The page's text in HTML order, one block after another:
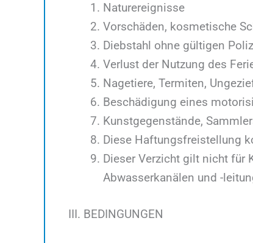
Naturereignisse
Vorschäden, kosmetische
Diebstahl ohne gültigen
Verlust der Nutzung des
Nagetiere, Termiten,
Beschädigung eines
Kunstgegenstände,
Diese Haftungsfreistellung
Dieser Verzicht gilt nicht für
Abwasserkanälen und -
III. BEDINGUNGEN